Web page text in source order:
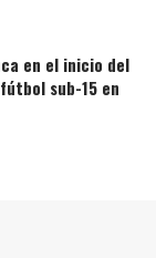
en el inicio del
sub-15 en